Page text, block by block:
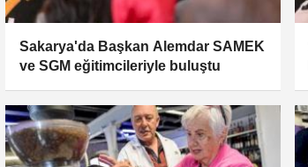
Sakarya'da Başkan Alemdar SAMEK
ve SGM eğitimcileriyle buluştu